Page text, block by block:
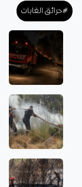
#حرائق الغابات